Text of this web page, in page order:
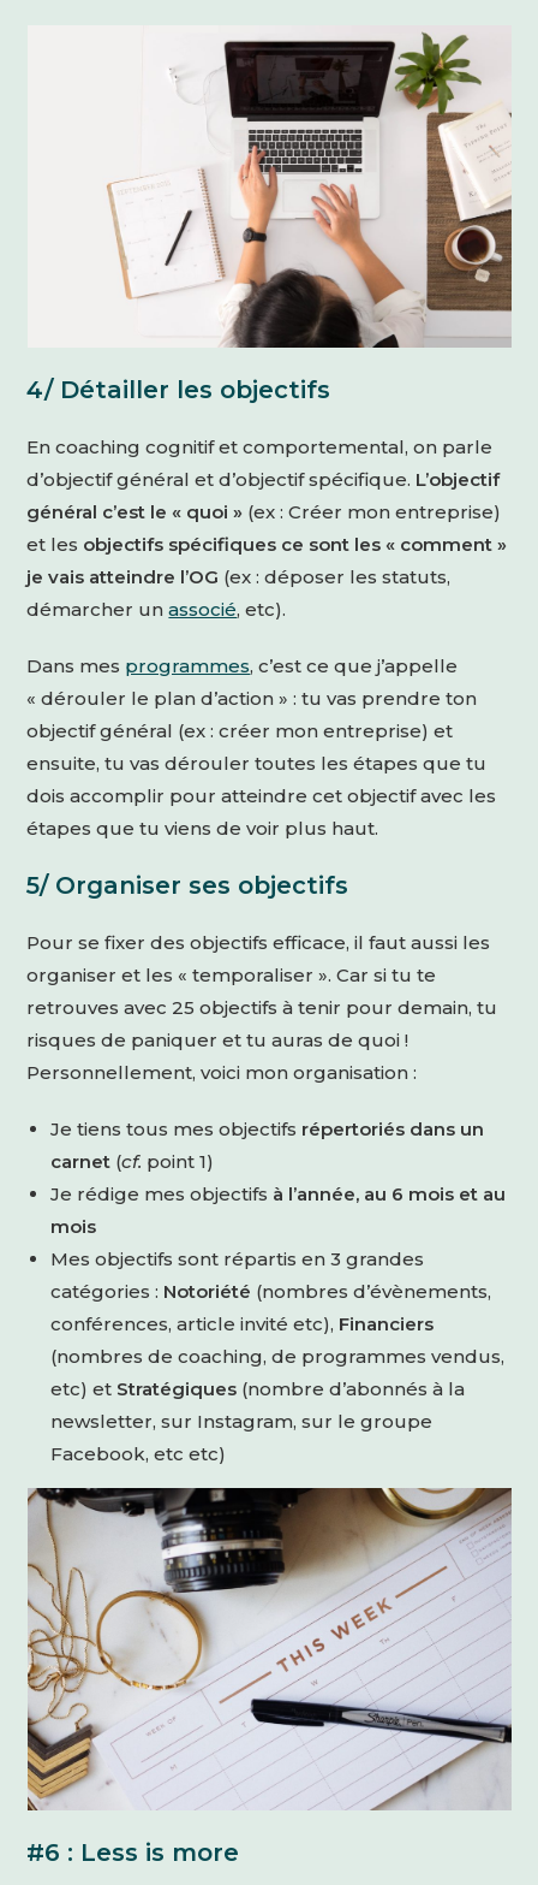
4/ Détailler les objectifs
En coaching cognitif et comportemental, on parle
d’objectif général et d’objectif spécifique. L’objectif
général c’est le « quoi » (ex : Créer mon entreprise)
et les objectifs spécifiques ce sont les « comment »
je vais atteindre l’OG (ex : déposer les statuts,
démarcher unassocié, etc).
Dans mes programmes, c’est ce que j’appelle
« dérouler le plan d’action » : tu vas prendre ton
objectif général (ex : créer mon entreprise) et
ensuite, tu vas dérouler toutes les étapes que tu
dois accomplir pour atteindre cet objectif avec les
étapes que tu viens de voir plus haut.
5/ Organiser ses objectifs
Pour se fixer des objectifs efficace, il faut aussi les
organiser et les « temporaliser ». Car si tu te
retrouves avec 25 objectifs à tenir pour demain, tu
risques de paniquer et tu auras de quoi !
Personnellement, voici mon organisation :
Je tiens tous mes objectifs répertoriés dans un
carnet (cf. point 1)
Je rédige mes objectifs à l’année, au 6 mois et au
mois
Mes objectifs sont répartis en 3 grandes
catégories : Notoriété (nombres d’évènements,
conférences, article invité etc), Financiers
(nombres de coaching, de programmes vendus,
etc) et Stratégiques (nombre d’abonnés à la
newsletter, sur Instagram, sur le groupe
Facebook, etc etc)
#6 : Less is more